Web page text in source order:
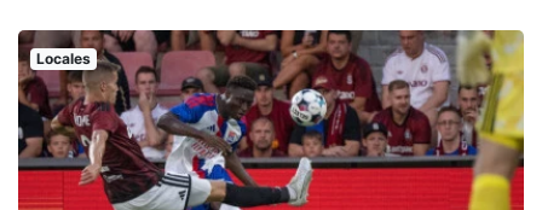
Locales